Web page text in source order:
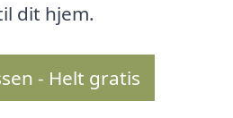
dit hjem.
- Helt gratis